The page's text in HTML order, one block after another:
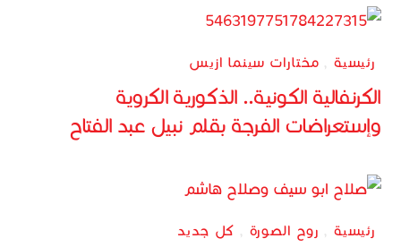
رئيسية , مختارات سينما ازيس
الكرنفالية الكونية.. الذكورية الكروية
وإستعراضات الفرجة بقلم نبيل عبد الفتاح
رئيسية , روح الصورة , كل جديد